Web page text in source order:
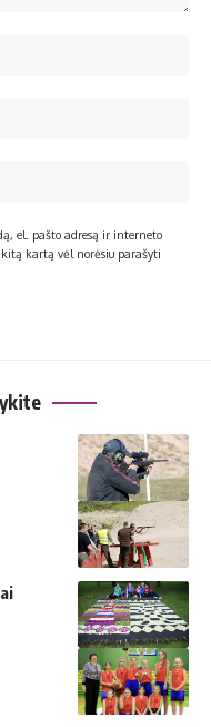
el. pašto adresą ir interneto
kartą vėl norėsiu parašyti